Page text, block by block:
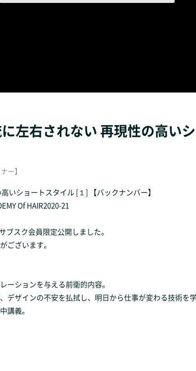
に左右されない 再現性の高い
ー】
いショートスタイル [１] 【バックナンバー】
Of HAIR2020-21
スク会員限定公開しました。
ございます。
ーションを与える前衛的内容。
ザインの不安を払拭し、明日から仕事が変わる技術を学
講義。